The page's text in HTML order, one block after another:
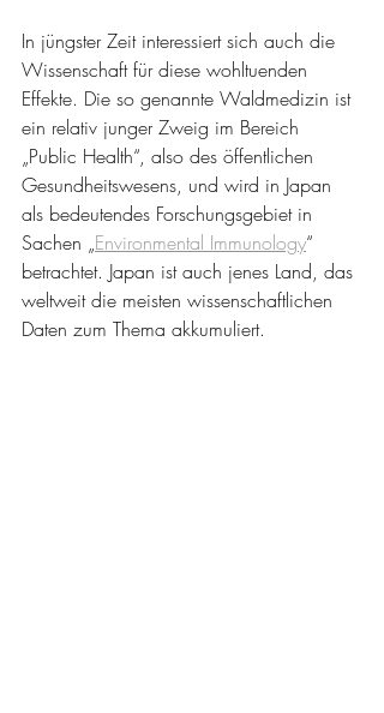
In jüngster Zeit interessiert sich auch die
Wissenschaft für diese wohltuenden
Effekte. Die so genannte Waldmedizin ist
ein relativ junger Zweig im Bereich
„Public Health“, also des öffentlichen
Gesundheitswesens, und wird in Japan
als bedeutendes Forschungsgebiet in
Sachen „Environmental Immunology“
betrachtet. Japan ist auch jenes Land, das
weltweit die meisten wissenschaftlichen
Daten zum Thema akkumuliert.